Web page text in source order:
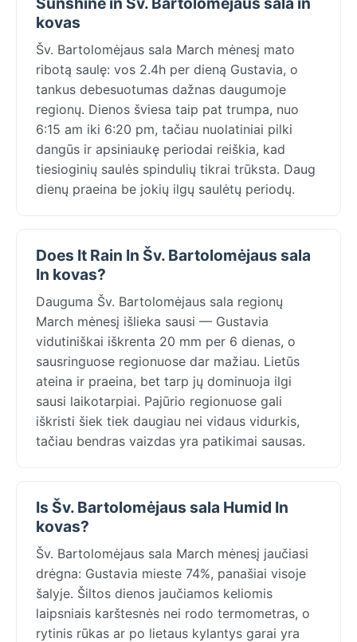
kovas
Šv. Bartolomėjaus sala March mėnesį mato
ribotą saulę: vos 2.4h per dieną Gustavia, o
tankus debesuotumas dažnas daugumoje
regionų. Dienos šviesa taip pat trumpa, nuo
6:15 am iki 6:20 pm, tačiau nuolatiniai pilki
dangūs ir apsiniaukę periodai reiškia, kad
tiesioginių saulės spindulių tikrai trūksta. Daug
dienų praeina be jokių ilgų saulėtų periodų.
Does It Rain In Šv. Bartolomėjaus sala
In kovas?
Dauguma Šv. Bartolomėjaus sala regionų
March mėnesį išlieka sausi — Gustavia
vidutiniškai iškrenta 20 mm per 6 dienas, o
sausringuose regionuose dar mažiau. Lietūs
ateina ir praeina, bet tarp jų dominuoja ilgi
sausi laikotarpiai. Pajūrio regionuose gali
iškristi šiek tiek daugiau nei vidaus vidurkis,
tačiau bendras vaizdas yra patikimai sausas.
Is Šv. Bartolomėjaus sala Humid In
kovas?
Šv. Bartolomėjaus sala March mėnesį jaučiasi
drėgna: Gustavia mieste 74%, panašiai visoje
šalyje. Šiltos dienos jaučiamos keliomis
laipsniais karštesnės nei rodo termometras, o
rytinis rūkas ar po lietaus kylantys garai yra